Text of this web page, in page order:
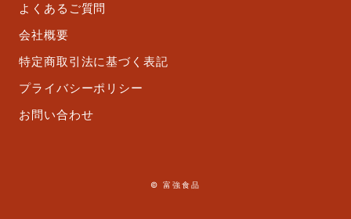
よくあるご質問
会社概要
特定商取引法に基づく表記
プライバシーポリシー
お問い合わせ
© 富強食品